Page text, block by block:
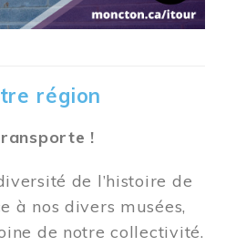
région
!
de l’histoire de
à nos divers musées,
de notre collectivité.